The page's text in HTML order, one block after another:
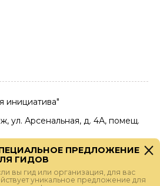
ул. Арсенальная, д. 4А, помещ.
карты
ПРЕДЛОЖЕНИЕ
ГИДОВ
вы гид или организация, для вас
уникальное предложение для